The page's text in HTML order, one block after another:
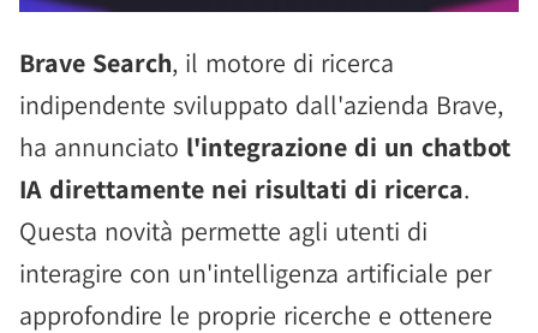
Brave Search, il motore di ricerca
indipendente sviluppato dall'azienda Brave,
ha annunciato l'integrazione di un chatbot
IA direttamente nei risultati di ricerca.
Questa novità permette agli utenti di
interagire con un'intelligenza artificiale per
approfondire le proprie ricerche e ottenere